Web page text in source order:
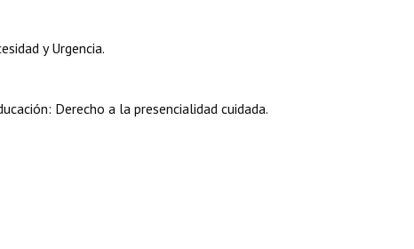
y Urgencia.
Derecho a la presencialidad cuidada.